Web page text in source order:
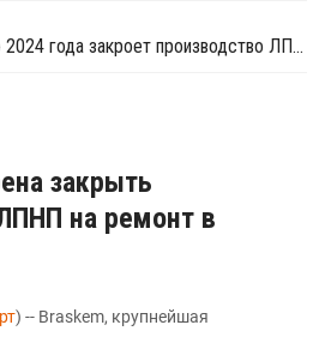
Shanghai Secco осенью 2024 года закроет производство ЛПНП в Шанхае на ремонт
закрыть
на ремонт в
) -- Braskem, крупнейшая